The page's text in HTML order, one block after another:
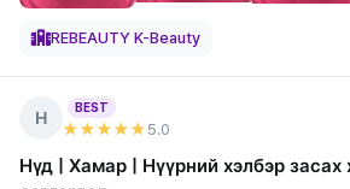
REBEAUTY K-Beauty
Н
BEST
★★★★★ 5.0
Нүд | Хамар | Нүүрний хэлбэр засах